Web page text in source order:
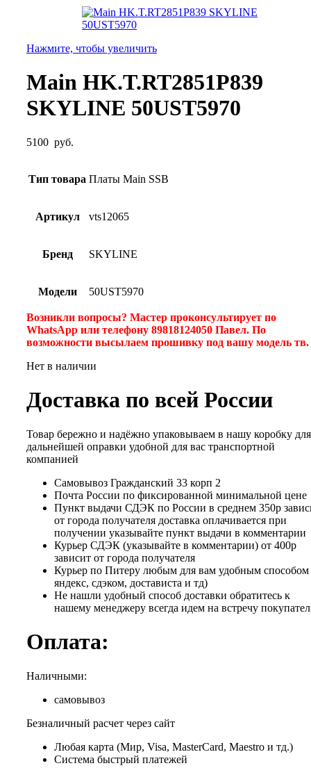
Нажмите, чтобы увеличить
Main HK.T.RT2851P839
SKYLINE 50UST5970
5100 руб.
Тип товара Платы Main SSB
Артикул vts12065
Бренд SKYLINE
Модели 50UST5970
Возникли вопросы? Мастер проконсультирует по
WhatsApp или телефону 89818124050 Павел. По
возможности высылаем прошивку под вашу модель тв.
Нет в наличии
Доставка по всей России
Товар бережно и надёжно упаковываем в нашу коробку для
дальнейшей оправки удобной для вас транспортной
компанией
Самовывоз Гражданский 33 корп 2
Почта России по фиксированной минимальной цене
Пункт выдачи СДЭК по России в среднем 350р
от города получателя доставка оплачивается при
получении указывайте пункт выдачи в комментарии
Курьер СДЭК (указывайте в комментарии) от 400р
зависит от города получателя
Курьер по Питеру любым для вам удобным способом
яндекс, сдэком, достависта и тд)
Не нашли удобный способ доставки обратитесь к
нашему менеджеру всегда идем на встречу
Оплата:
Наличными:
самовывоз
Безналичный расчет через сайт
Любая карта (Мир, Visa, MasterCard, Maestro и тд.)
Система быстрый платежей